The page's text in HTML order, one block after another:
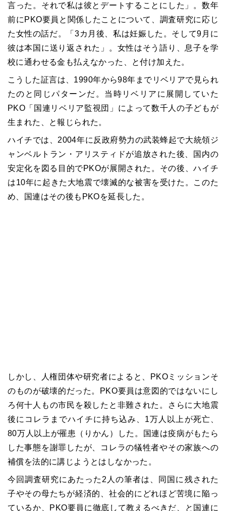
言った。それで私は彼とデートすることにした」。数年
前にPKO要員と関係したことについて、調査研究に応じ
た女性の話だ。「3カ月後、私は妊娠した。そして9月に
彼は本国に送り返された」。女性はそう語り、息子を学
校に通わせる金も払えなかった、と付け加えた。
こうした証言は、1990年から98年までリベリアで見られ
たのと同じパターンだ。当時リベリアに展開していた
PKO「国連リベリア監視団」によって数千人の子どもが
生まれた、と報じられた。
ハイチでは、2004年に反政府勢力の武装蜂起で大統領ジ
ャンベルトラン・アリスティドが追放された後、国内の
安定化を図る目的でPKOが展開された。その後、ハイチ
は10年に起きた大地震で壊滅的な被害を受けた。このた
め、国連はその後もPKOを延長した。
しかし、人権団体や研究者によると、PKOミッションそ
のものが破壊的だった。PKO要員は意図的ではないにし
ろ何十人もの市民を殺したと非難された。さらに大地震
後にコレラまでハイチに持ち込み、1万人以上が死亡、
80万人以上が罹患（りかん）した。国連は疫病がもたら
した事態を謝罪したが、コレラの犠牲者やその家族への
補償を法的に講じようとはしなかった。
今回調査研究にあたった2人の筆者は、同国に残された
子やその母たちが経済的、社会的にどれほど苦境に陥っ
ているか、PKO要員に徹底して教えるべきだ、と国連に